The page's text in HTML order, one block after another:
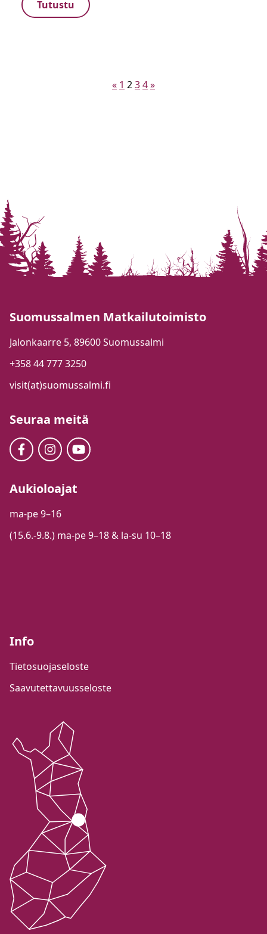
Tutustu
« 1 234»
Suomussalmen Matkailutoimisto
Jalonkaarre 5, 89600 Suomussalmi
+358 44 777 3250
visit(at)suomussalmi.fi
Seuraa meitä
Aukioloajat
ma-pe 9–16
(15.6.-9.8.) ma-pe 9–18 & la-su 10–18
Info
Tietosuojaseloste
Saavutettavuusseloste